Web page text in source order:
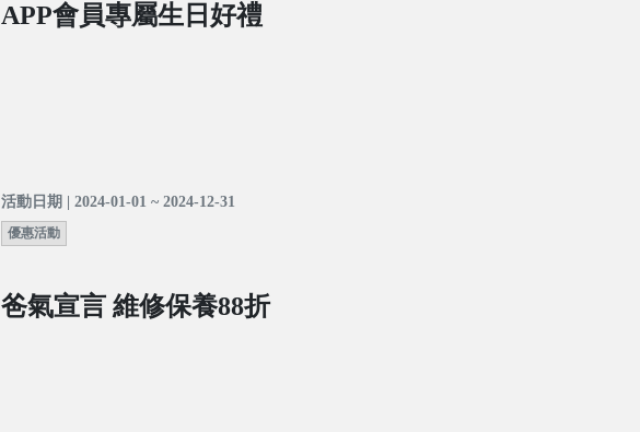
APP會員專屬生日好禮
活動日期 | 2024-01-01 ~ 2024-12-31
優惠活動
爸氣宣言 維修保養88折